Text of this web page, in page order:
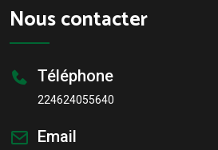
Nous contacter
Téléphone
224624055640
Email